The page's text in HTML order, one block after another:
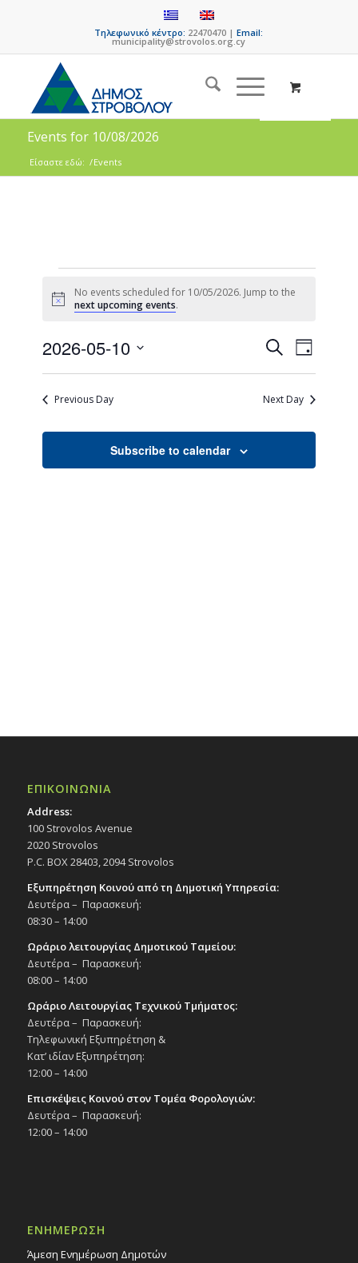
Τηλεφωνικό κέντρο: 22470470 |Email:
municipality@strovolos.org.cy
Events for 10/08/2026
Είσαστε εδώ: /Events
Notice
No events scheduled for 10/05/2026. Jump to the
next upcoming events.
Events
Search
and
SearchEvent
Views
Day
2026-05-10
Previous Day
Next Day
Subscribe to calendar
ΕΠΙΚΟΙΝΩΝΙΑ
Address:
100 Strovolos Avenue
2020 Strovolos
P.C. BOX 28403, 2094 Strovolos
Εξυπηρέτηση Κοινού από τη Δημοτική Υπηρεσία:
Δευτέρα – Παρασκευή:
08:30 – 14:00
Ωράριο λειτουργίας Δημοτικού Ταμείου:
Δευτέρα – Παρασκευή:
08:00 – 14:00
Ωράριο Λειτουργίας Τεχνικού Τμήματος:
Δευτέρα – Παρασκευή:
Τηλεφωνική Εξυπηρέτηση &
Κατ’ ιδίαν Εξυπηρέτηση:
12:00 – 14:00
Επισκέψεις Κοινού στον Τομέα Φορολογιών:
Δευτέρα – Παρασκευή:
12:00 – 14:00
ΕΝΗΜΕΡΩΣΗ
Άμεση Ενημέρωση Δημοτών